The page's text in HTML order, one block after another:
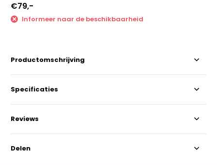
€79,-
Informeer naar de beschikbaarheid
Productomschrijving
Specificaties
Reviews
Delen